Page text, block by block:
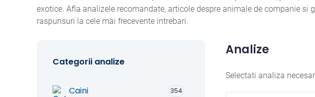
Echipa
exotice. Afla analizele recomandate, articole despre animale de companie si
raspunsuri la cele mai frecevente intrebari.
Categorii analize
Caini 354
Analize
Selectati analiza